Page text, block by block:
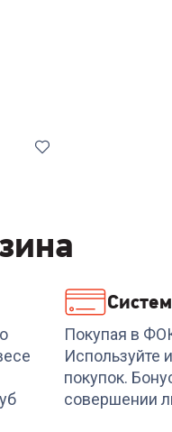
Blue
Код:6841821
Наушники
G230p
+74 бонуса
2 499
Покупая в
Используйте
покупок.
совершении